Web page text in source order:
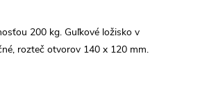
200 kg. Guľkové ložisko v
rozteč otvorov 140 x 120 mm.